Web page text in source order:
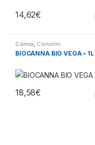
14,62€
Canna, Concimi
BIOCANNA BIO VEGA – 1L
18,58€